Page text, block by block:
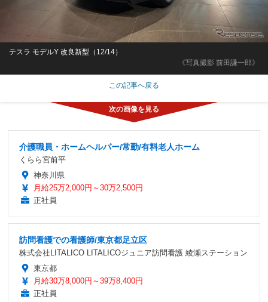
《写真撮影 前田謙一郎》
テスラ モデルY 改良新型（12/14）
この記事へ戻る
介護職員・ホームヘルパー/常勤/有料老人ホーム
くらら宮前平
神奈川県
月給25万2,000円～30万2,500円
正社員
訪問看護での看護師/東京都足立区
株式会社LITALICO LITALICOジュニア訪問看護 綾瀬ステーション
東京都
月給30万8,000円～39万8,400円
正社員